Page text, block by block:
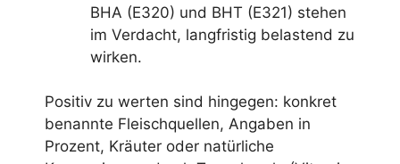
BHA (E320) und BHT (E321) stehen
im Verdacht, langfristig belastend zu
wirken.
Positiv zu werten sind hingegen: konkret
benannte Fleischquellen, Angaben in
Prozent, Kräuter oder natürliche